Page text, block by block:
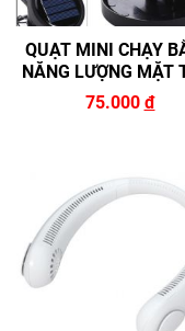
QUẠT MINI CHẠY
NĂNG LƯỢNG MẶT
75.000 đ
Đăng